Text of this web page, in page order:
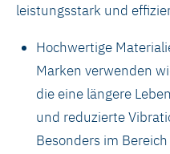
leistungsstark und
Hochwertige
Marken verwenden
die eine längere
und reduzierte
Besonders im